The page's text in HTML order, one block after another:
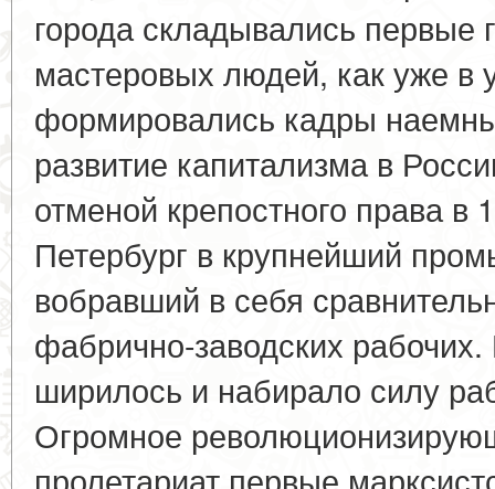
города складывались первые
мастеровых людей, как уже в
формировались кадры
развитие капитализма в
отменой крепостного права в
Петербург в крупнейший
вобравший в себя
фабрично-заводских рабочих.
ширилось и набирало силу
Огромное
пролетариат первые